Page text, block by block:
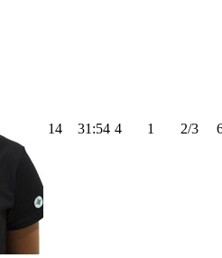
14 31:54 4 1 2/3